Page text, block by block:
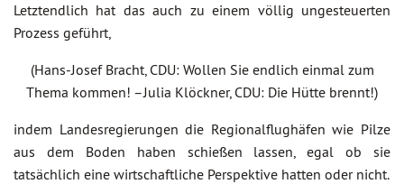
Letztendlich hat das auch zu einem völlig ungesteuerten
Prozess geführt,
(Hans-Josef Bracht, CDU: Wollen Sie endlich einmal zum
Thema kommen! –Julia Klöckner, CDU: Die Hütte brennt!)
indem Landesregierungen die Regionalflughäfen wie Pilze
aus dem Boden haben schießen lassen, egal ob sie
tatsächlich eine wirtschaftliche Perspektive hatten oder nicht.